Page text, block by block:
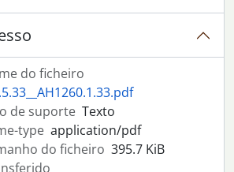
do ficheiro
de suporte Texto
type application/pdf
do ficheiro 395.7 KiB